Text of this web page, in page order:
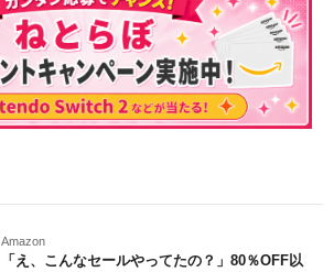
Amazon
「え、こんなセールやってたの？」80％OFF以